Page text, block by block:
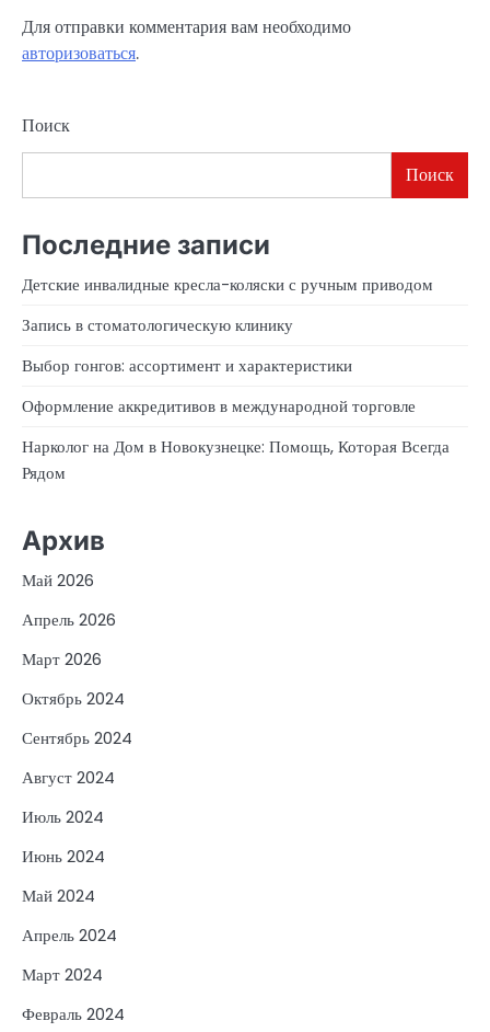
Для отправки комментария вам необходимо
авторизоваться.
Поиск
Поиск
Последние записи
Детские инвалидные кресла-коляски с ручным приводом
Запись в стоматологическую клинику
Выбор гонгов: ассортимент и характеристики
Оформление аккредитивов в международной торговле
Нарколог на Дом в Новокузнецке: Помощь, Которая Всегда
Рядом
Архив
Май 2026
Апрель 2026
Март 2026
Октябрь 2024
Сентябрь 2024
Август 2024
Июль 2024
Июнь 2024
Май 2024
Апрель 2024
Март 2024
Февраль 2024